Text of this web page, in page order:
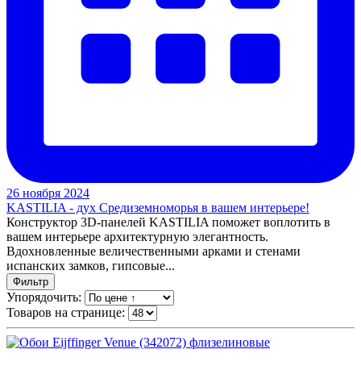
26 ноября 2024
KASTILIA - дух Средиземноморья в вашем интерьере!
Конструктор 3D-панелей KASTILIA поможет воплотить в
вашем интерьере архитектурную элегантность.
Вдохновленные величественными арками и стенами
испанских замков, гипсовые...
Фильтр
Упорядочить:
Товаров на странице: